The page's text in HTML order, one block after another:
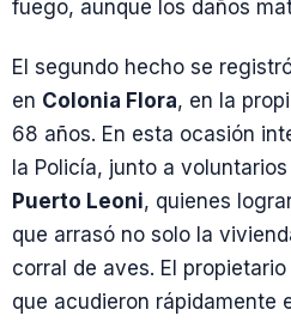
fuego, aunque los daños
El segundo hecho se
en Colonia Flora, en la
68 años. En esta ocasión
la Policía, junto a voluntarios
Puerto Leoni, quienes
que arrasó no solo la
corral de aves. El
que acudieron rápidamente